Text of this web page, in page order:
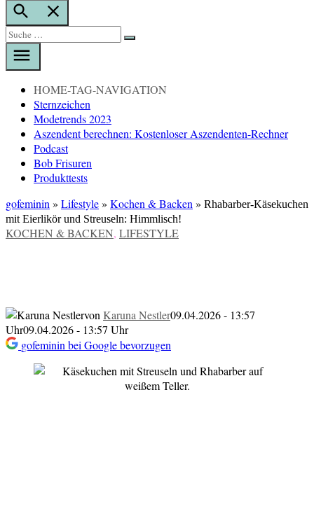
Suche
öffnen
Suche
nach:
Suche
HOME-TAG-NAVIGATION
Sternzeichen
Modetrends 2023
Aszendent berechnen: Kostenloser Aszendenten-Rechner
Podcast
Bob Frisuren
Produkttests
gofeminin » Lifestyle» Kochen & Backen » Rhabarber-Käsekuchen
mit Eierlikör und Streuseln: Himmlisch!
VERÖFFENTLICHT
KOCHEN & BACKEN, LIFESTYLE
von Karuna Nestler09.04.2026 - 13:57
Uhr09.04.2026 - 13:57 Uhr
gofeminin bei Google bevorzugen